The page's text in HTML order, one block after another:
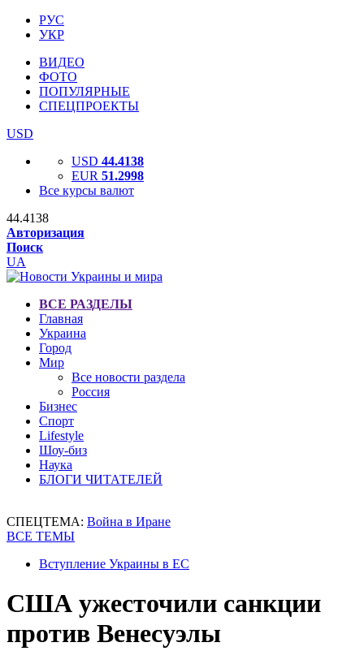
РУС
УКР
ВИДЕО
ФОТО
ПОПУЛЯРНЫЕ
СПЕЦПРОЕКТЫ
USD
USD 44.4138
EUR 51.2998
Все курсы валют
44.4138
Авторизация
Поиск
UA
ВСЕ РАЗДЕЛЫ
Главная
Украина
Город
Мир
Все новости раздела
Россия
Бизнес
Спорт
Lifestyle
Шоу-биз
Наука
БЛОГИ ЧИТАТЕЛЕЙ
СПЕЦТЕМА: Война в Иране
ВСЕ ТЕМЫ
Вступление Украины в ЕС
США ужесточили санкции
против Венесуэлы